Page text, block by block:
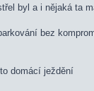
byl a i nějaká ta
bez
domácí ježdění